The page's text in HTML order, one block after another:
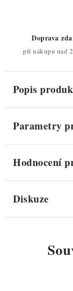
Doprava
při nákupu nad
Popis
Parametry
Hodnocení
Diskuze